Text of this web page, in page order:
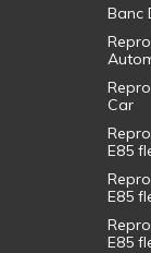
Banc
Car
E85
E85
E85